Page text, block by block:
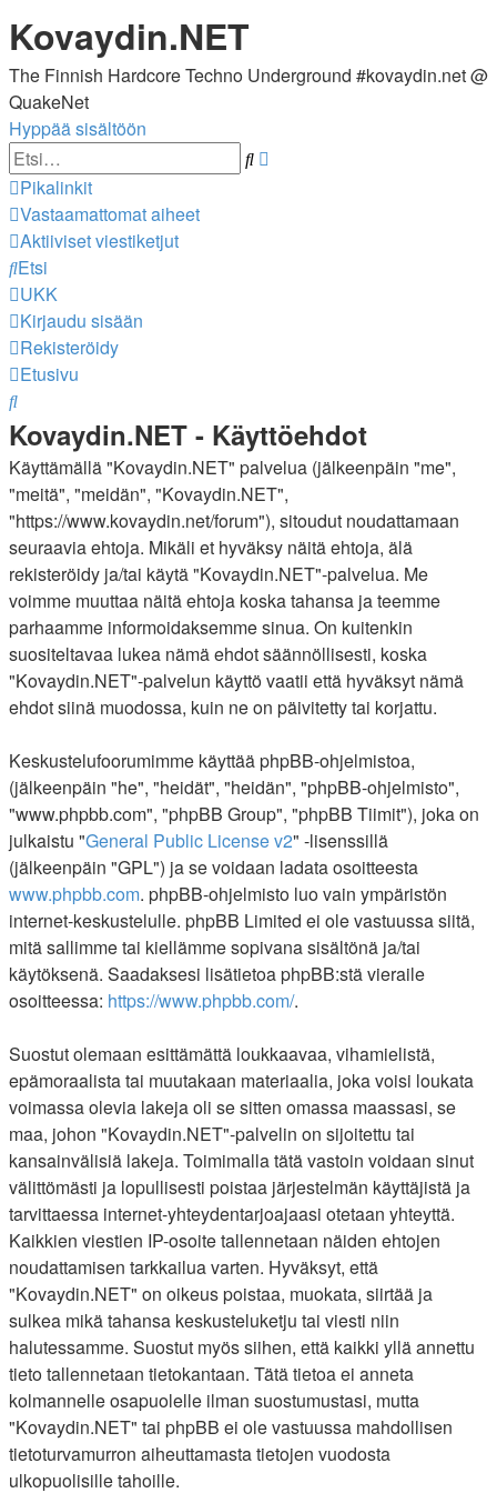
Kovaydin.NET
The Finnish Hardcore Techno Underground #kovaydin.net @
QuakeNet
Hyppää sisältöön
Etsi
Pikalinkit
Vastaamattomat aiheet
Aktiiviset viestiketjut
Etsi
UKK
Kirjaudu sisään
Rekisteröidy
Etusivu
Etsi
Kovaydin.NET - Käyttöehdot
Käyttämällä "Kovaydin.NET" palvelua (jälkeenpäin "me",
"meitä", "meidän", "Kovaydin.NET",
"https://www.kovaydin.net/forum"), sitoudut noudattamaan
seuraavia ehtoja. Mikäli et hyväksy näitä ehtoja, älä
rekisteröidy ja/tai käytä "Kovaydin.NET"-palvelua. Me
voimme muuttaa näitä ehtoja koska tahansa ja teemme
parhaamme informoidaksemme sinua. On kuitenkin
suositeltavaa lukea nämä ehdot säännöllisesti, koska
"Kovaydin.NET"-palvelun käyttö vaatii että hyväksyt nämä
ehdot siinä muodossa, kuin ne on päivitetty tai korjattu.
Keskustelufoorumimme käyttää phpBB-ohjelmistoa,
(jälkeenpäin "he", "heidät", "heidän", "phpBB-ohjelmisto",
"www.phpbb.com", "phpBB Group", "phpBB Tiimit"), joka on
julkaistu "General Public License v2" -lisenssillä
(jälkeenpäin "GPL") ja se voidaan ladata osoitteesta
www.phpbb.com. phpBB-ohjelmisto luo vain ympäristön
internet-keskustelulle. phpBB Limited ei ole vastuussa siitä,
mitä sallimme tai kiellämme sopivana sisältönä ja/tai
käytöksenä. Saadaksesi lisätietoa phpBB:stä vieraile
osoitteessa: https://www.phpbb.com/.
Suostut olemaan esittämättä loukkaavaa, vihamielistä,
epämoraalista tai muutakaan materiaalia, joka voisi loukata
voimassa olevia lakeja oli se sitten omassa maassasi, se
maa, johon "Kovaydin.NET"-palvelin on sijoitettu tai
kansainvälisiä lakeja. Toimimalla tätä vastoin voidaan sinut
välittömästi ja lopullisesti poistaa järjestelmän käyttäjistä ja
tarvittaessa internet-yhteydentarjoajaasi otetaan yhteyttä.
Kaikkien viestien IP-osoite tallennetaan näiden ehtojen
noudattamisen tarkkailua varten. Hyväksyt, että
"Kovaydin.NET" on oikeus poistaa, muokata, siirtää ja
sulkea mikä tahansa keskusteluketju tai viesti niin
halutessamme. Suostut myös siihen, että kaikki yllä annettu
tieto tallennetaan tietokantaan. Tätä tietoa ei anneta
kolmannelle osapuolelle ilman suostumustasi, mutta
"Kovaydin.NET" tai phpBB ei ole vastuussa mahdollisen
tietoturvamurron aiheuttamasta tietojen vuodosta
ulkopuolisille tahoille.